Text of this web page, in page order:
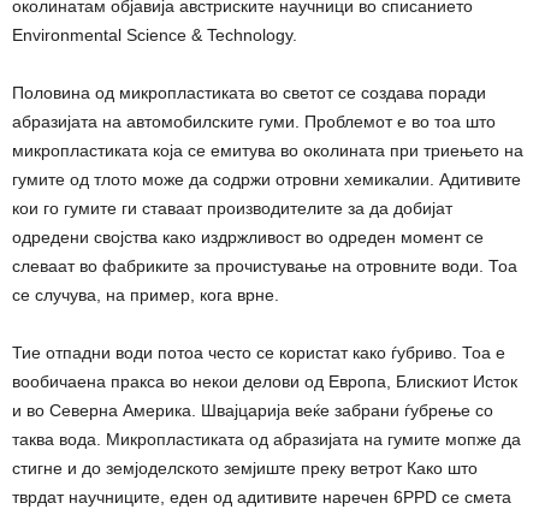
околинатам објавија австриските научници во списанието
Environmental Science & Technology.
Половина од микропластиката во светот се создава поради
абразијата на автомобилските гуми. Проблемот е во тоа што
микропластиката која се емитува во околината при триењето на
гумите од тлото може да содржи отровни хемикалии. Адитивите
кои го гумите ги ставаат производителите за да добијат
одредени својства како издржливост во одреден момент се
слеваат во фабриките за прочистување на отровните води. Тоа
се случува, на пример, кога врне.
Тие отпадни води потоа често се користат како ѓубриво. Тоа е
вообичаена пракса во некои делови од Европа, Блискиот Исток
и во Северна Америка. Швајцарија веќе забрани ѓубрење со
таква вода. Микропластиката од абразијата на гумите мопже да
стигне и до земјоделското земјиште преку ветрот Како што
тврдат научниците, еден од адитивите наречен 6PPD се смета